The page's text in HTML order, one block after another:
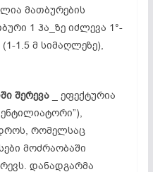
მათბურების
1 ჰა_ზე იძლევა 1°-
1.5 მ სიმაღლეზე),
შერევა_ ეფექტურია
რომელსაც
მოძრაობაში
დანადგარმა